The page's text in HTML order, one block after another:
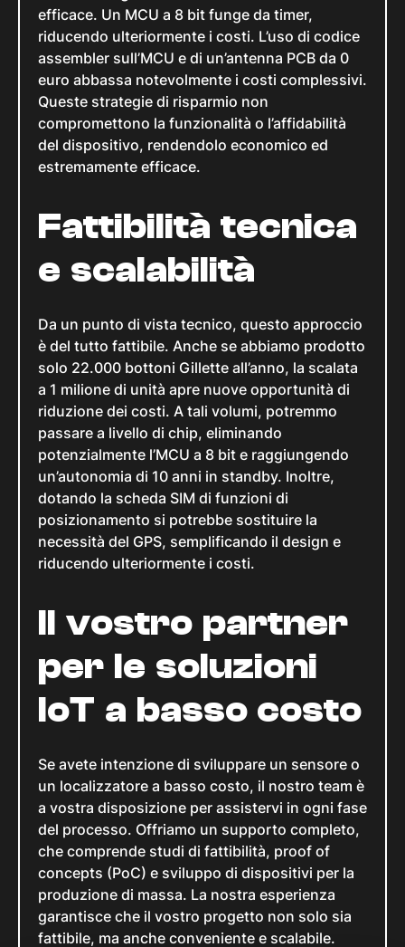
efficace. Un MCU a 8 bit funge da timer,
riducendo ulteriormente i costi. L’uso di codice
assembler sull’MCU e di un’antenna PCB da 0
euro abbassa notevolmente i costi complessivi.
Queste strategie di risparmio non
compromettono la funzionalità o l’affidabilità
del dispositivo, rendendolo economico ed
estremamente efficace.
Fattibilità tecnica
e scalabilità
Da un punto di vista tecnico, questo approccio
è del tutto fattibile. Anche se abbiamo prodotto
solo 22.000 bottoni Gillette all’anno, la scalata
a 1 milione di unità apre nuove opportunità di
riduzione dei costi. A tali volumi, potremmo
passare a livello di chip, eliminando
potenzialmente l’MCU a 8 bit e raggiungendo
un’autonomia di 10 anni in standby. Inoltre,
dotando la scheda SIM di funzioni di
posizionamento si potrebbe sostituire la
necessità del GPS, semplificando il design e
riducendo ulteriormente i costi.
Il vostro partner
per le soluzioni
IoT a basso costo
Se avete intenzione di sviluppare un sensore o
un localizzatore a basso costo, il nostro team è
a vostra disposizione per assistervi in ogni fase
del processo. Offriamo un supporto completo,
che comprende studi di fattibilità, proof of
concepts (PoC) e sviluppo di dispositivi per la
produzione di massa. La nostra esperienza
garantisce che il vostro progetto non solo sia
fattibile, ma anche conveniente e scalabile.